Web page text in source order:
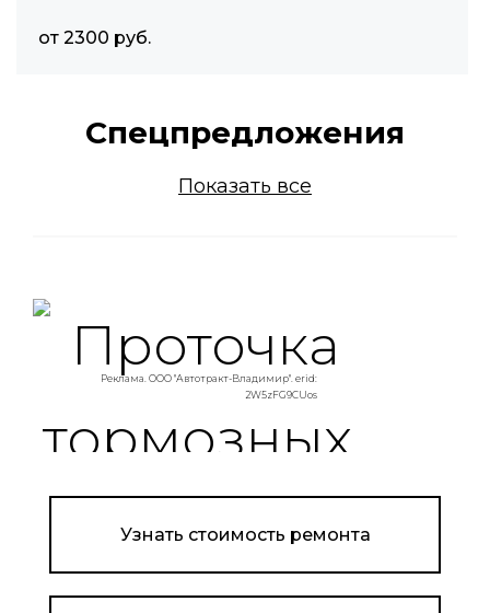
от 2300 руб.
Спецпредложения
Показать все
Реклама. ООО "Автотракт-Владимир". erid:
2W5zFG9CUos
Узнать стоимость ремонта